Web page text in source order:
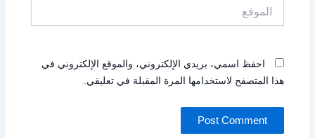
احفظ اسمي، بريدي الإلكتروني، والموقع الإلكتروني في
هذا المتصفح لاستخدامها المرة المقبلة في تعليقي.